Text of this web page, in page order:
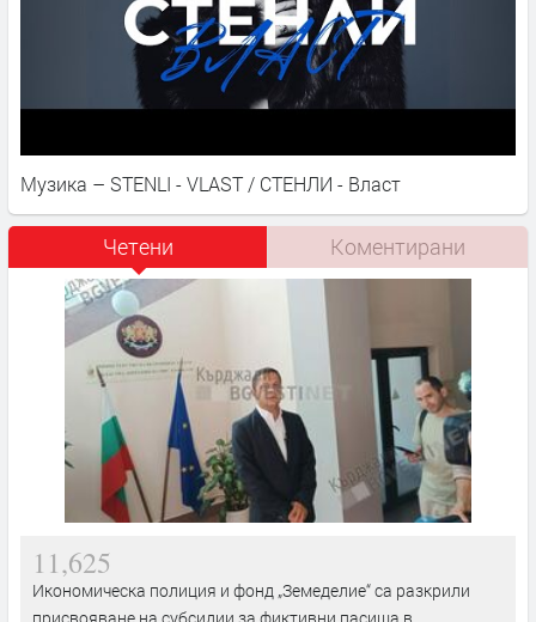
Музика – STENLI - VLAST / СТЕНЛИ - Власт
Четени Коментирани
11,625
Икономическа полиция и фонд „Земеделие“ са разкрили